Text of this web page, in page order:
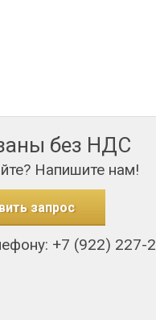
без НДС
Напишите нам!
запрос
+7 (922) 227-